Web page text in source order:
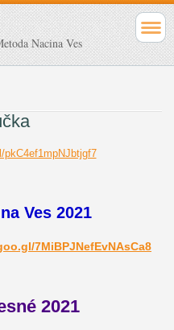
Nacina Ves
pkC4ef1mpNJbtjgf7
Ves 2021
7MiBPJNefEvNAsCa8
2021